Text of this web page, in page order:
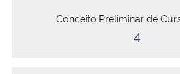
Conceito Preliminar de
4